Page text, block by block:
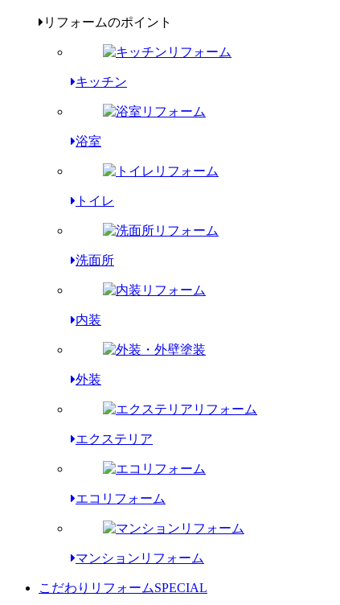
リフォームのポイント
キッチン
浴室
トイレ
洗面所
内装
外装
エクステリア
エコリフォーム
マンションリフォーム
こだわりリフォームSPECIAL